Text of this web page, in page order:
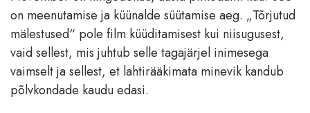
on meenutamise ja küünalde süütamise aeg. „Tõrjutud
mälestused“ pole film küüditamisest kui niisugusest,
vaid sellest, mis juhtub selle tagajärjel inimesega
vaimselt ja sellest, et lahtirääkimata minevik kandub
põlvkondade kaudu edasi.